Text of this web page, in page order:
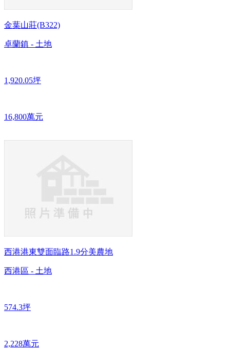
金葉山莊(B322)
卓蘭鎮 - 土地
1,920.05坪
16,800萬元
西港港東雙面臨路1.9分美農地
西港區 - 土地
574.3坪
2,228萬元